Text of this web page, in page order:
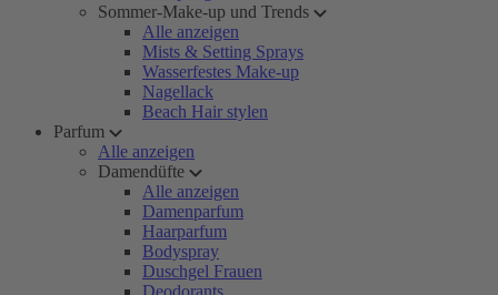
Sommer-Make-up und Trends
Alle anzeigen
Mists & Setting Sprays
Wasserfestes Make-up
Nagellack
Beach Hair stylen
Parfum
Alle anzeigen
Damendüfte
Alle anzeigen
Damenparfum
Haarparfum
Bodyspray
Duschgel Frauen
Deodorants